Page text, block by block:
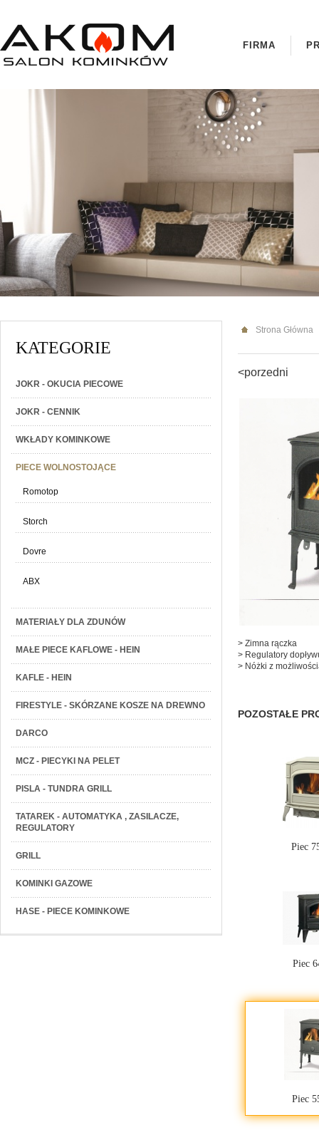
FIRMA
KATEGORIE
JOKR - OKUCIA PIECOWE
JOKR - CENNIK
WKŁADY KOMINKOWE
PIECE WOLNOSTOJĄCE
Romotop
Storch
Dovre
ABX
MATERIAŁY DLA ZDUNÓW
MAŁE PIECE KAFLOWE - HEIN
KAFLE - HEIN
FIRESTYLE - SKÓRZANE KOSZE NA DREWNO
DARCO
MCZ - PIECYKI NA PELET
PISLA - TUNDRA GRILL
TATAREK - AUTOMATYKA , ZASILACZE,
REGULATORY
GRILL
KOMINKI GAZOWE
HASE - PIECE KOMINKOWE
Strona Główna
<porzedni
> Zimna rączka
> Regulatory
> Nóżki z
POZOSTAŁE
Piec
Piec
Piec